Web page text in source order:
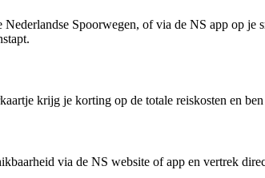
Spoorwegen, of via de NS app op je
krijg je korting op de totale reiskosten en
via de NS website of app en vertrek